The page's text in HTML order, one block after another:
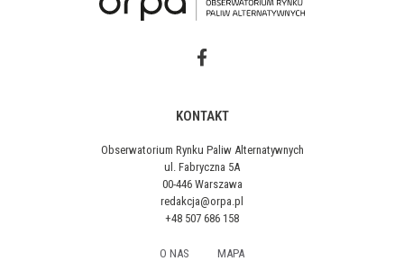
KONTAKT
Obserwatorium Rynku Paliw Alternatywnych
ul. Fabryczna 5A
00-446 Warszawa
redakcja@orpa.pl
+48 507 686 158
O NAS MAPA